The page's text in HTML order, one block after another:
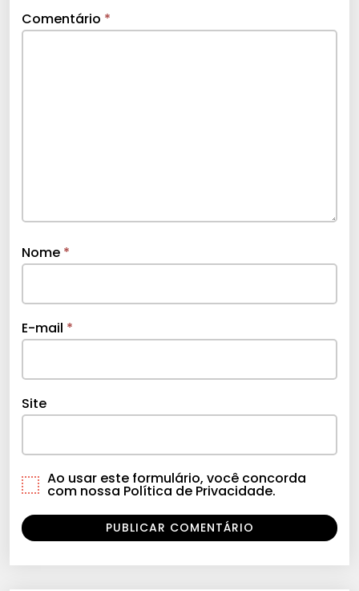
Comentário *
Nome *
E-mail *
Site
Ao usar este formulário, você concorda
com nossa Política de Privacidade.